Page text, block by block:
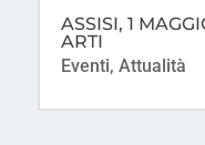
ASSISI, 1
ARTI
Eventi, Attualità